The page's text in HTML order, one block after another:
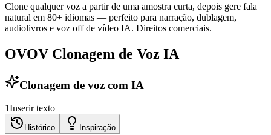
Clone qualquer voz a partir de uma amostra curta, depois gere fala
natural em 80+ idiomas — perfeito para narração, dublagem,
audiolivros e voz off de vídeo IA. Direitos comerciais.
OVOV Clonagem de Voz IA
Clonagem de voz com IA
1Inserir texto
Histórico Inspiração